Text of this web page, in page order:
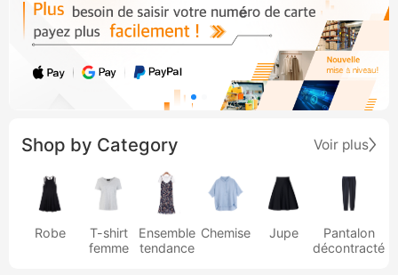
Shop by Category Voir plus
Robe
T-shirt
femme
Ensemble
tendance
Chemise Jupe
Pantalon
décontracté